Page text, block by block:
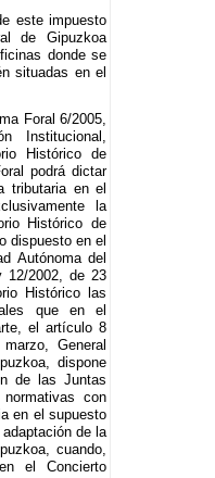
este impuesto
de Gipuzkoa
donde se
situadas en el
Foral 6/2005,
Institucional,
Histórico de
podrá dictar
tributaria en el
la
Histórico de
dispuesto en el
Autónoma del
12/2002, de 23
Histórico las
que en el
el artículo 8
General
dispone
de las Juntas
con
en el supuesto
de la
cuando,
el Concierto